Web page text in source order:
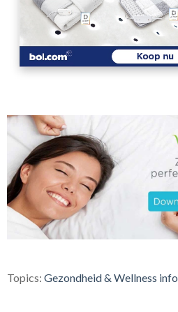
Topics: Gezondheid & Wellness info